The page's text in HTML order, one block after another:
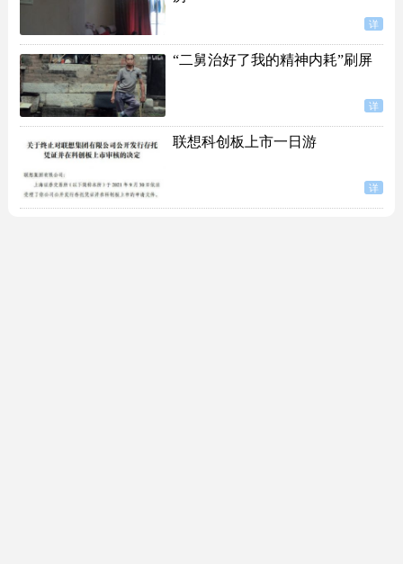
详
“二舅治好了我的精神内耗”刷屏
详
联想科创板上市一日游
详